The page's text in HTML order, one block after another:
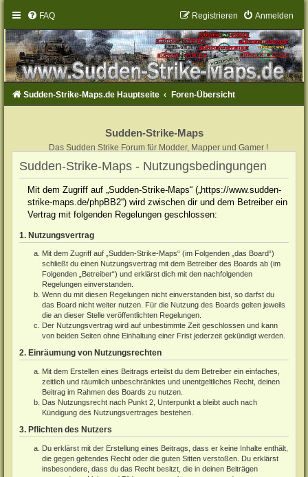
FAQ Anmelden
Registrieren
Sudden-Strike-Maps.de Hauptseite Foren-Übersicht
Sudden-Strike-Maps
Das Sudden Strike Forum für Modder, Mapper und Gamer !
Sudden-Strike-Maps - Nutzungsbedingungen
Mit dem Zugriff auf „Sudden-Strike-Maps“ („https://www.sudden-
strike-maps.de/phpBB2“) wird zwischen dir und dem Betreiber ein
Vertrag mit folgenden Regelungen geschlossen:
1. Nutzungsvertrag
Mit dem Zugriff auf „Sudden-Strike-Maps“ (im Folgenden „das Board“)
schließt du einen Nutzungsvertrag mit dem Betreiber des Boards ab (im
Folgenden „Betreiber“) und erklärst dich mit den nachfolgenden
Regelungen einverstanden.
Wenn du mit diesen Regelungen nicht einverstanden bist, so darfst du
das Board nicht weiter nutzen. Für die Nutzung des Boards gelten jeweils
die an dieser Stelle veröffentlichten Regelungen.
Der Nutzungsvertrag wird auf unbestimmte Zeit geschlossen und kann
von beiden Seiten ohne Einhaltung einer Frist jederzeit gekündigt werden.
2. Einräumung von Nutzungsrechten
Mit dem Erstellen eines Beitrags erteilst du dem Betreiber ein einfaches,
zeitlich und räumlich unbeschränktes und unentgeltliches Recht, deinen
Beitrag im Rahmen des Boards zu nutzen.
Das Nutzungsrecht nach Punkt 2, Unterpunkt a bleibt auch nach
Kündigung des Nutzungsvertrages bestehen.
3. Pflichten des Nutzers
Du erklärst mit der Erstellung eines Beitrags, dass er keine Inhalte enthält,
die gegen geltendes Recht oder die guten Sitten verstoßen. Du erklärst
insbesondere, dass du das Recht besitzt, die in deinen Beiträgen